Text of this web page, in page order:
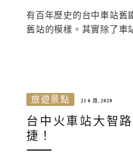
有百年歷史的台中車站舊
舊站的模樣。其實除了車
旅遊景點 21 6 月, 2020
台中火車站大智
捷！